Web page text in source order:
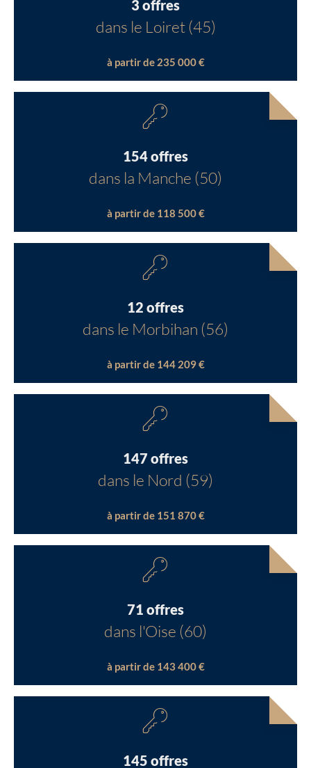
3 offres
dans le Loiret (45)
à partir de 235 000 €
154 offres
dans la Manche (50)
à partir de 118 500 €
12 offres
dans le Morbihan (56)
à partir de 144 209 €
147 offres
dans le Nord (59)
à partir de 151 870 €
71 offres
dans l'Oise (60)
à partir de 143 400 €
145 offres